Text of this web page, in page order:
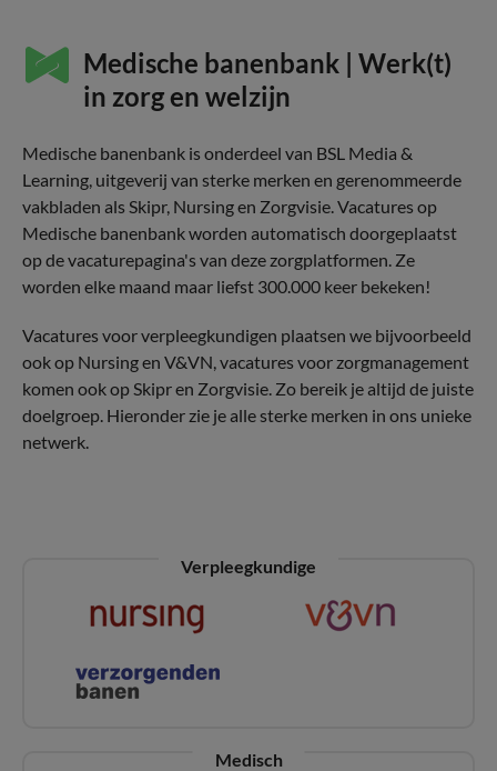
Medische banenbank | Werk(t)
in zorg en welzijn
Medische banenbank is onderdeel van BSL Media &
Learning, uitgeverij van sterke merken en gerenommeerde
vakbladen als Skipr, Nursing en Zorgvisie. Vacatures op
Medische banenbank worden automatisch doorgeplaatst
op de vacaturepagina's van deze zorgplatformen. Ze
worden elke maand maar liefst 300.000 keer bekeken!
Vacatures voor verpleegkundigen plaatsen we bijvoorbeeld
ook op Nursing en V&VN, vacatures voor zorgmanagement
komen ook op Skipr en Zorgvisie. Zo bereik je altijd de juiste
doelgroep. Hieronder zie je alle sterke merken in ons unieke
netwerk.
Verpleegkundige
Medisch